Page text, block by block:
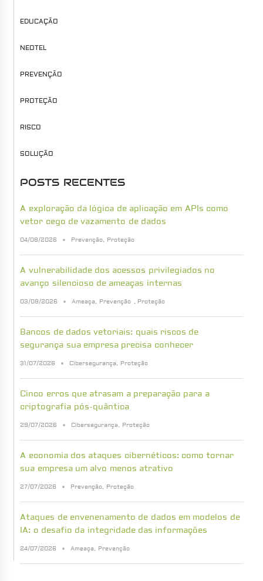
EDUCAÇÃO
NEOTEL
PREVENÇÃO
PROTEÇÃO
RISCO
SOLUÇÃO
POSTS RECENTES
A exploração da lógica de aplicação em APIs como
vetor cego de vazamento de dados
04/08/2026 Prevenção, Proteção
A vulnerabilidade dos acessos privilegiados no
avanço silencioso de ameaças internas
03/08/2026 Ameaça, Prevenção , Proteção
Bancos de dados vetoriais: quais riscos de
segurança sua empresa precisa conhecer
31/07/2026 Cibersegurança, Proteção
Cinco erros que atrasam a preparação para a
criptografia pós-quântica
29/07/2026 Cibersegurança, Proteção
A economia dos ataques cibernéticos: como tornar
sua empresa um alvo menos atrativo
27/07/2026 Prevenção, Proteção
Ataques de envenenamento de dados em modelos de
IA: o desafio da integridade das informações
24/07/2026 Ameaça, Prevenção